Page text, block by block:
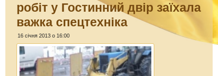
робіт у Гостинний двір заїхала
важка спецтехніка
16 січня 2013 о 16:00